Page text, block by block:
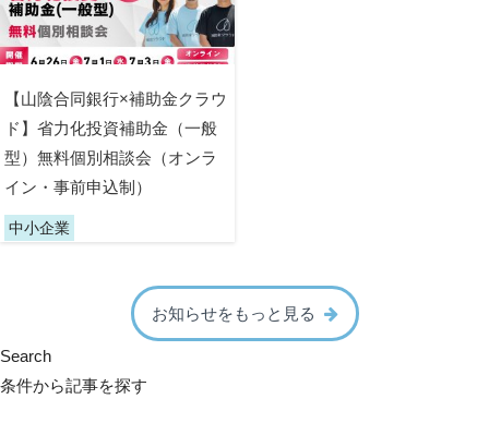
【山陰合同銀行×補助金クラウ
ド】省力化投資補助金（一般
型）無料個別相談会（オンラ
イン・事前申込制）
中小企業
お知らせをもっと見る
Search
条件から記事を探す